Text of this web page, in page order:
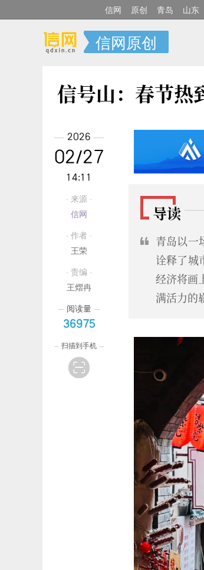
信网 原创 青岛 山东
信网原创
信号山：春节热
导读
青岛以一
诠释了城
经济将画
满活力的
2026
02/27
14:11
· 来源 ·
信网
· 作者 ·
王荣
· 责编 ·
王熠冉
阅读量
36975
扫描到手机